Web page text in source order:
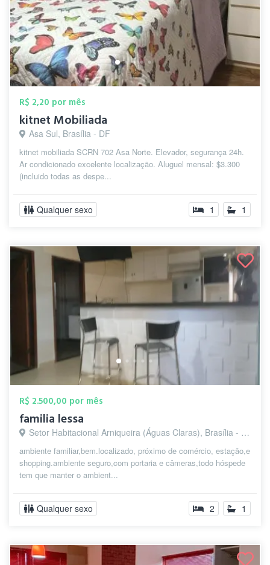
R$ 2,20 por mês
kitnet Mobiliada
Asa Sul, Brasília - DF
kitnet mobiliada SCRN 702 Asa Norte. Elevador, segurança 24h.
Ar condicionado excelente localização. Aluguel mensal: $3.300
(incluido todas as despe...
Qualquer sexo 1 1
R$ 2.500,00 por mês
familia lessa
Setor Habitacional Arniqueira (Águas Claras), Brasília - DF
ambiente familiar,bem.localizado, próximo de comércio, estação,e
shopping.ambiente seguro,com portaria e câmeras,todo hóspede
tem que manter o ambient...
Qualquer sexo 2 1